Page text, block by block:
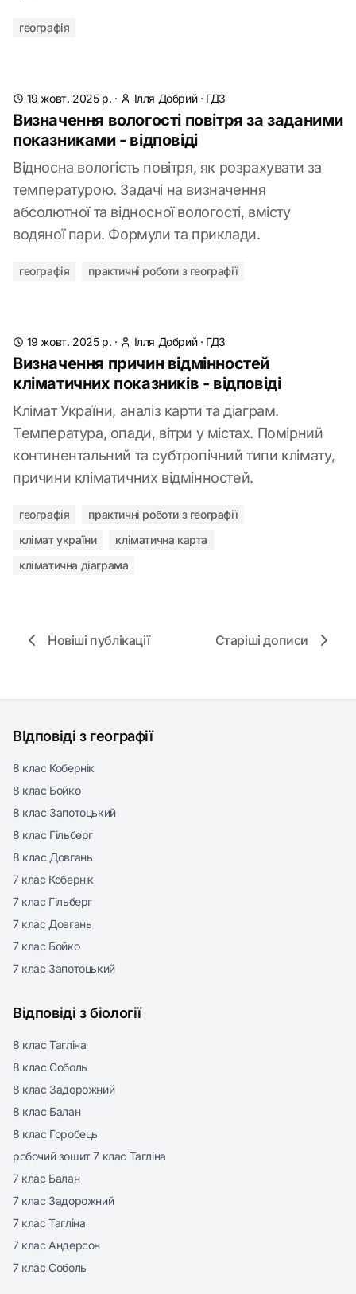
географія
19 жовт. 2025 р. · Ілля Добрий· ГДЗ
Визначення вологості повітря за заданими
показниками - відповіді
Відносна вологість повітря, як розрахувати за
температурою. Задачі на визначення
абсолютної та відносної вологості, вмісту
водяної пари. Формули та приклади.
географія практичні роботи з географії
19 жовт. 2025 р. · Ілля Добрий· ГДЗ
Визначення причин відмінностей
кліматичних показників - відповіді
Клімат України, аналіз карти та діаграм.
Температура, опади, вітри у містах. Помірний
континентальний та субтропічний типи клімату,
причини кліматичних відмінностей.
географія
практичні роботи з географії
клімат україни
кліматична карта
кліматична діаграма
Новіші публікації Старіші дописи
ВІдповіді з географії
8 клас Кобернік
8 клас Бойко
8 клас Запотоцький
8 клас Гільберг
8 клас Довгань
7 клас Кобернік
7 клас Гільберг
7 клас Довгань
7 клас Бойко
7 клас Запотоцький
Відповіді з біології
8 клас Тагліна
8 клас Соболь
8 клас Задорожний
8 клас Балан
8 клас Горобець
робочий зошит 7 клас Тагліна
7 клас Балан
7 клас Задорожний
7 клас Тагліна
7 клас Андерсон
7 клас Соболь